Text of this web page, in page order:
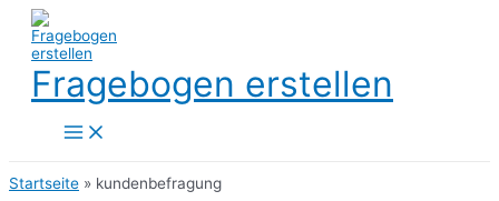
Zum
Inhalt
springen
Fragebogen erstellen
Main
Menu
Startseite » kundenbefragung